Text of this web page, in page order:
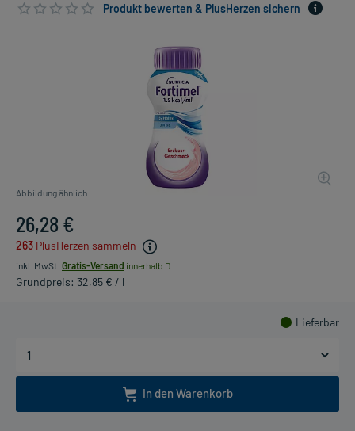
Produkt bewerten & PlusHerzen sichern
Abbildung ähnlich
26,28 €
263 PlusHerzen sammeln
inkl. MwSt. Gratis-Versand innerhalb D.
Grundpreis: 32,85 € / l
Lieferbar
In den Warenkorb